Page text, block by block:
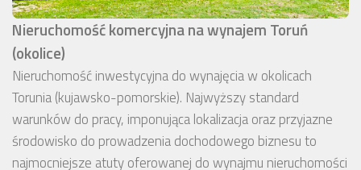
Nieruchomość komercyjna na wynajem Toruń
(okolice)
Nieruchomość inwestycyjna do wynajęcia w okolicach
Torunia (kujawsko-pomorskie). Najwyższy standard
warunków do pracy, imponująca lokalizacja oraz przyjazne
środowisko do prowadzenia dochodowego biznesu to
najmocniejsze atuty oferowanej do wynajmu nieruchomości